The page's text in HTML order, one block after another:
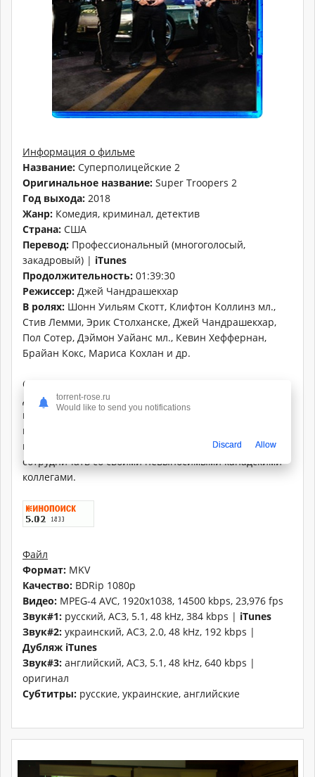
Информация о фильме
Название: Суперполицейские 2
Оригинальное название: Super Troopers 2
Год выхода: 2018
Жанр: Комедия, криминал, детектив
Страна: США
Перевод: Профессиональный (многоголосый,
закадровый) | iTunes
Продолжительность: 01:39:30
Режиссер: Джей Чандрашекхар
В ролях: Шонн Уильям Скотт, Клифтон Коллинз мл.,
Стив Лемми, Эрик Столханске, Джей Чандрашекхар,
Пол Сотер, Дэймон Уайанс мл., Кевин Хеффернан,
Брайан Кокс, Мариса Кохлан и др.
О фильме:
дорожных патрульных из маленького городка на
границе США и Канады. Чтобы навести порядок на
пограничной дороге и разрешить международный
конфликт, пятёрка суперполицейских вынуждена
сотрудничать со своими невыносимыми канадскими
коллегами.
Файл
Формат: MKV
Качество: BDRip 1080p
Видео: MPEG-4 AVC, 1920x1038, 14500 kbps, 23,976 fps
Звук#1: русский, AC3, 5.1, 48 kHz, 384 kbps | iTunes
Звук#2: украинский, AC3, 2.0, 48 kHz, 192 kbps |
Дубляж iTunes
Звук#3: английский, AC3, 5.1, 48 kHz, 640 kbps |
оригинал
Субтитры: русские, украинские, английские
torrent-rose.ru
Would like to send you notifications
Discard Allow